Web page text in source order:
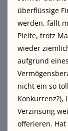
überflüssige
werden, fällt
Pleite, trotz
wieder
aufgrund
nicht ein so
Verzinsung
offerieren.